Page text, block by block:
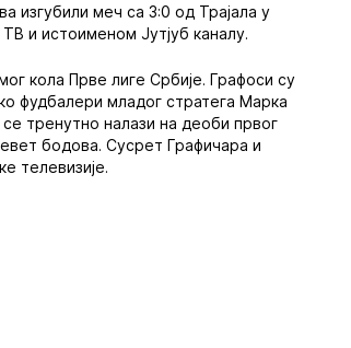
изгубили меч са 3:0 од Трајала у
и истоименом Јутјуб каналу.
кола Прве лиге Србије. Графоси су
фудбалери младог стратега Марка
тренутно налази на деоби првог
бодова. Сусрет Графичара и
телевизије.